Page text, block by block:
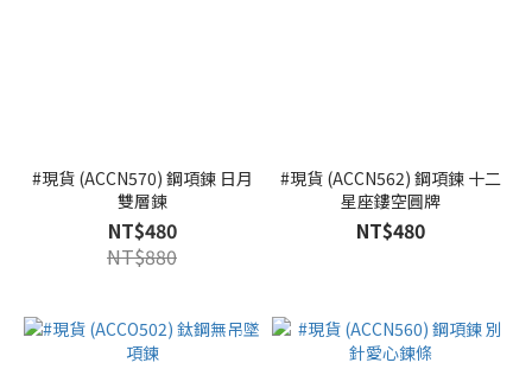
#現貨 (ACCN570) 鋼項鍊 日月
雙層鍊
NT$480
NT$880
#現貨 (ACCN562) 鋼項鍊 十二
星座鏤空圓牌
NT$480